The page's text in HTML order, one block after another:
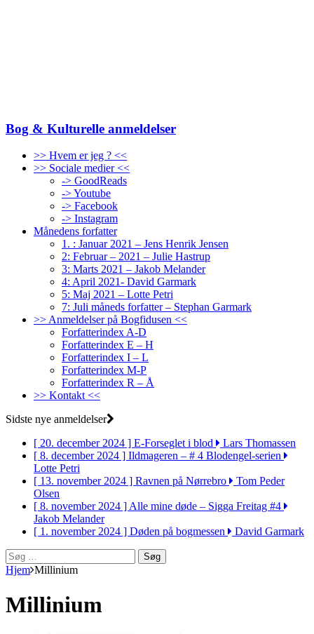
Bog & Kulturelle anmeldelser
>> Hvem er jeg ? <<
>> Sociale medier <<
-> GoodReads
-> Youtube
-> Facebook
-> Instagram
Månedens forfatter
1. : Januar 2021 – Jens Henrik Jensen
2: Februar – 2021 – Julie Hastrup
3: Marts 2021 – Jakob Melander
4: April 2021- David Garmark
5: Maj 2021 – Lotte Petri
7: Juli måneds forfatter – Stephan Garmark
>> Anmeldelser på Bogfidusen <<
Forfatterindex A-D
Forfatterindex E – H
Forfatterindex I – L
Forfatterindex M-P
Forfatterindex R – Å
>> Kontakt <<
Sidste nye anmeldelser
[ 20. december 2024 ] E-Forseglet i blod
Lars Thomassen
[ 8. december 2024 ] Ildmageren – # 4 Blodengel-serien
Lotte Petri
[ 13. november 2024 ] Ravnen på Nørrebro
Tom Peder
Olsen
[ 8. november 2024 ]Alle mine døde – Sigga Freitag #4
Jakob Melander
[ 1. november 2024 ] Døden på bogmessen
David Garmark
Søg
efter:
Hjem Millinium
Millinium